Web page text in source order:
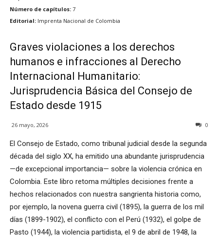
Número de capítulos: 7
Editorial: Imprenta Nacional de Colombia
Graves violaciones a los derechos
humanos e infracciones al Derecho
Internacional Humanitario:
Jurisprudencia Básica del Consejo de
Estado desde 1915
26 mayo, 2026 0
El Consejo de Estado, como tribunal judicial desde la segunda
década del siglo XX, ha emitido una abundante jurisprudencia
—de excepcional importancia— sobre la violencia crónica en
Colombia. Este libro retoma múltiples decisiones frente a
hechos relacionados con nuestra sangrienta historia como,
por ejemplo, la novena guerra civil (1895), la guerra de los mil
días (1899-1902), el conflicto con el Perú (1932), el golpe de
Pasto (1944), la violencia partidista, el 9 de abril de 1948, la